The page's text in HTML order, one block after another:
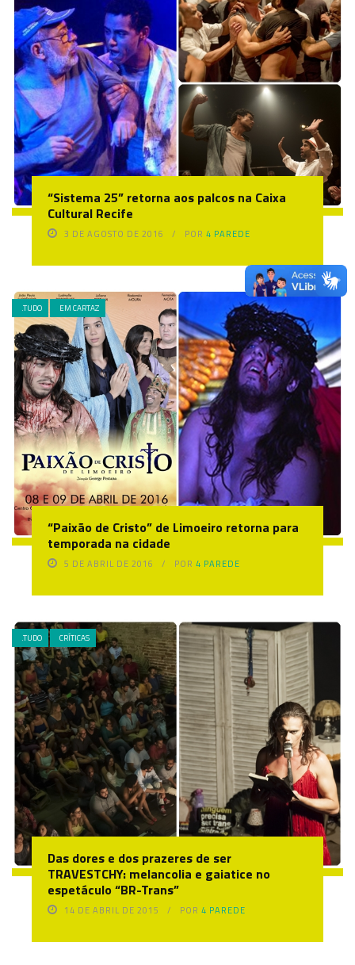
“Sistema 25” retorna aos palcos na Caixa
Cultural Recife
3 DE AGOSTO DE 2016 POR4 PAREDE
.TUDO EM CARTAZ
“Paixão de Cristo” de Limoeiro retorna para
temporada na cidade
5 DE ABRIL DE 2016 POR4 PAREDE
.TUDO CRÍTICAS
Das dores e dos prazeres de ser
TRAVESTCHY: melancolia e gaiatice no
espetáculo “BR-Trans”
14 DE ABRIL DE 2015 POR4 PAREDE